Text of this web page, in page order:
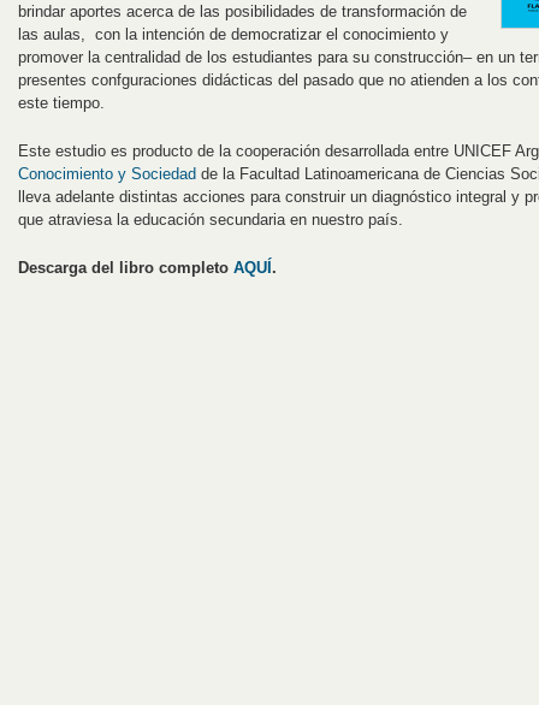
brindar aportes acerca de las posibilidades de transformación de
las aulas, con la intención de democratizar el conocimiento y
promover la centralidad de los estudiantes para su construcción– en un
presentes confguraciones didácticas del pasado que no atienden a los
este tiempo.
Este estudio es producto de la cooperación desarrollada entre UNICEF
Conocimiento y Sociedad de la Facultad Latinoamericana de Ciencias
lleva adelante distintas acciones para construir un diagnóstico integral y
que atraviesa la educación secundaria en nuestro país.
Descarga del libro completo AQUÍ .